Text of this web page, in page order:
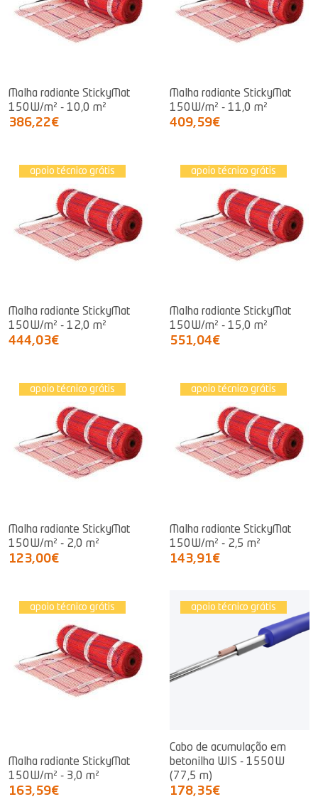
Malha radiante StickyMat
150W/m² - 10,0 m²
386,22€
Malha radiante StickyMat
150W/m² - 11,0 m²
409,59€
apoio técnico grátis
Malha radiante StickyMat
150W/m² - 12,0 m²
444,03€
apoio técnico grátis
Malha radiante StickyMat
150W/m² - 15,0 m²
551,04€
apoio técnico grátis
Malha radiante StickyMat
150W/m² - 2,0 m²
123,00€
apoio técnico grátis
Malha radiante StickyMat
150W/m² - 2,5 m²
143,91€
apoio técnico grátis
Malha radiante StickyMat
150W/m² - 3,0 m²
163,59€
apoio técnico grátis
Cabo de acumulação em
betonilha WIS - 1550W
(77,5 m)
178,35€